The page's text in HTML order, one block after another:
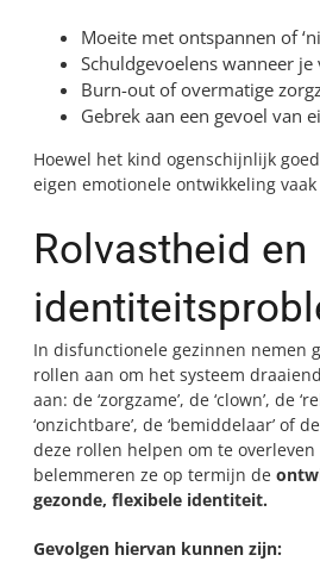
Moeite met ontspannen of
Schuldgevoelens wanneer
Burn-out of overmatige
Gebrek aan een gevoel van
Hoewel het kind ogenschijnlijk
eigen emotionele ontwikkeling
Rolvastheid en
In disfunctionele gezinnen nemen
rollen aan om het systeem
aan: de ‘zorgzame’, de ‘clown’, de
‘onzichtbare’, de ‘bemiddelaar’ of
deze rollen helpen om te
belemmeren ze op termijn de
gezonde, flexibele identiteit.
Gevolgen hiervan kunnen zijn: